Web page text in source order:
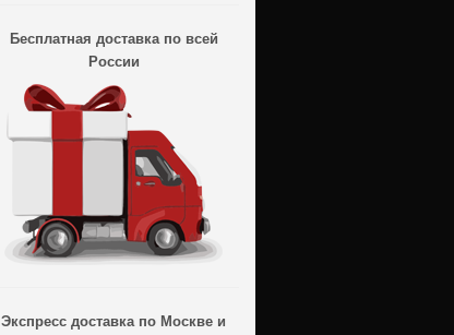
Бесплатная доставка по всей
России
Экспресс доставка по Москве и